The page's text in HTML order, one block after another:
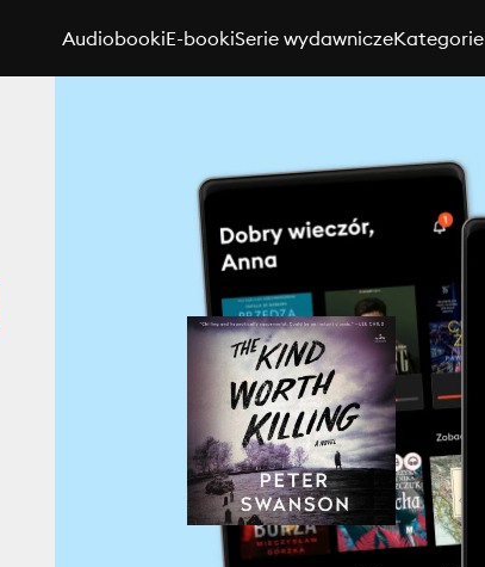
AudiobookiE-bookiSerie wydawniczeKategorie